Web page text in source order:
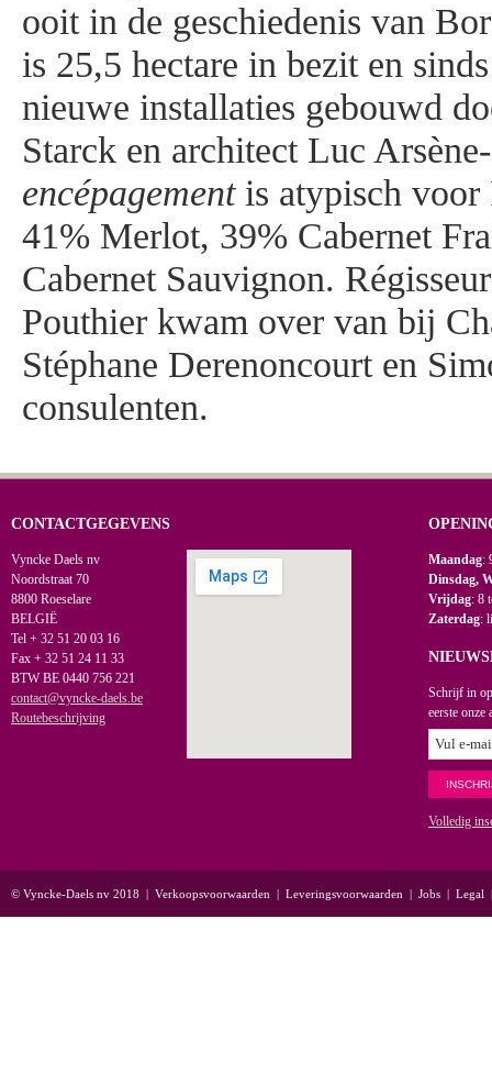
ooit in de geschiedenis van
is 25,5 hectare in bezit en
nieuwe installaties gebouwd
Starck en architect Luc
encépagementis atypisch voor
41% Merlot, 39% Cabernet
Cabernet Sauvignon.
Pouthier kwam over van bij
Stéphane Derenoncourt en
consulenten.
CONTACTGEGEVENS
Vyncke Daels nv
Noordstraat 70
8800 Roeselare
BELGIË
Tel + 32 51 20 03 16
Fax + 32 51 24 11 33
BTW BE 0440 756 221
contact@vyncke-daels.be
Routebeschrijving
Maandag:
Dinsdag,
Vrijdag: 8
Zaterdag:
Schrijf in
eerste onze
Volledig
© Vyncke-Daels nv 2018 | Verkoopsvoorwaarden | Leveringsvoorwaarden | Jobs | Legal